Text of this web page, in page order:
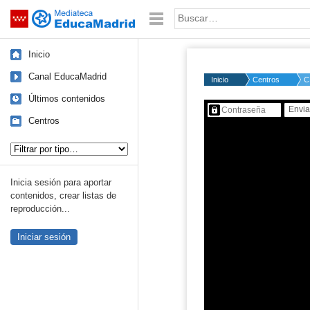
Saltar navegación Palabra o frase:
Inicio
Canal EducaMadrid
Últimos contenidos
Centros
Inicia sesión para aportar
contenidos, crear listas de
reproducción...
Iniciar sesión
Inicio Centros
Contenido protegido…